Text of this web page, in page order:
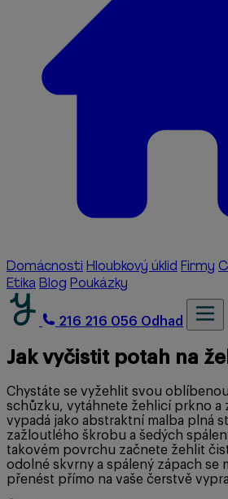
Domácnosti Hloubkový úklid Firmy
Etika Blog Poukázky
216 216 056 Odhad
Jak vyčistit potah na
Chystáte se vyžehlit svou
schůzku, vytáhnete žehlicí prkno a
vypadá jako abstraktní malba plná
zažloutlého škrobu a šedých
takovém povrchu začnete žehlit
odolné skvrny a spálený zápach se
přenést přímo na vaše čerstvě